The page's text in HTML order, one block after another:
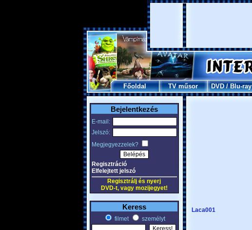
Főoldal TV műsor DVD/Blu-ray
Bejelentkezés
E-mail:
Jelszó:
Megjegyezzelek?
Regisztráció
Elfelejtett jelszó
Regisztrálj és nyerj
DVD-t, vagy mozijegyet!
Keress
filmet személyt
Laca001